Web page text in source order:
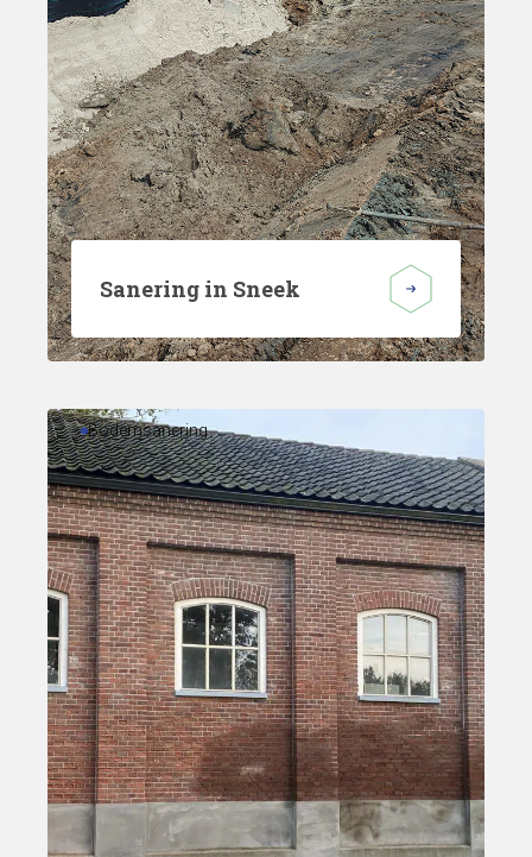
Sanering in Sneek
Bodemsanering